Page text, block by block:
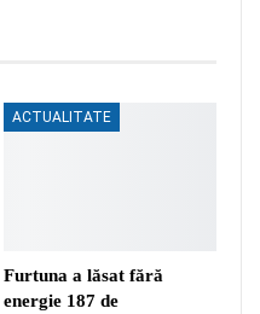
ACTUALITATE
Furtuna a lăsat fără
energie 187 de